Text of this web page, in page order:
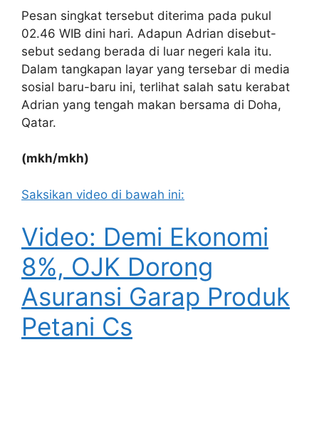
Pesan singkat tersebut diterima pada pukul
02.46 WIB dini hari. Adapun Adrian disebut-
sebut sedang berada di luar negeri kala itu.
Dalam tangkapan layar yang tersebar di media
sosial baru-baru ini, terlihat salah satu kerabat
Adrian yang tengah makan bersama di Doha,
Qatar.
(mkh/mkh)
Saksikan video di bawah ini:
Video: Demi Ekonomi
8%, OJK Dorong
Asuransi Garap Produk
Petani Cs